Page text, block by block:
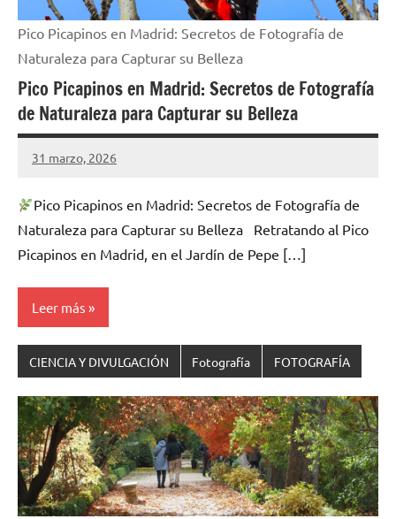
Pico Picapinos en Madrid: Secretos de Fotografía de
Naturaleza para Capturar su Belleza
Pico Picapinos en Madrid: Secretos de Fotografía
de Naturaleza para Capturar su Belleza
31 marzo, 2026
Cuidasdeti
1
Pico Picapinos en Madrid: Secretos de Fotografía de
Naturaleza para Capturar su Belleza Retratando al Pico
Picapinos en Madrid, en el Jardín de Pepe […]
Leer más
CIENCIA Y DIVULGACIÓN Fotografía FOTOGRAFÍA